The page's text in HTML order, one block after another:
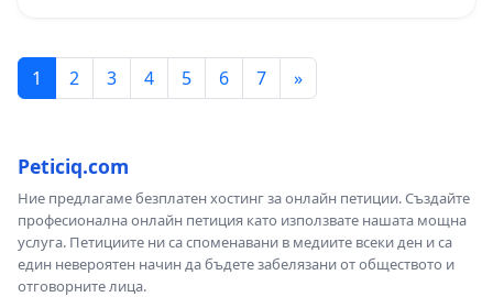
1 2 3 4 5 6 7 »
Peticiq.com
Ние предлагаме безплатен хостинг за онлайн петиции. Създайте
професионална онлайн петиция като използвате нашата мощна
услуга. Петициите ни са споменавани в медиите всеки ден и са
един невероятен начин да бъдете забелязани от обществото и
отговорните лица.